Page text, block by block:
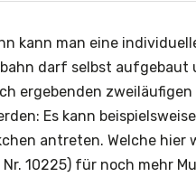
kann man eine
darf selbst
ergebenden
Es kann
antreten. Welche hier
10225) für noch mehr